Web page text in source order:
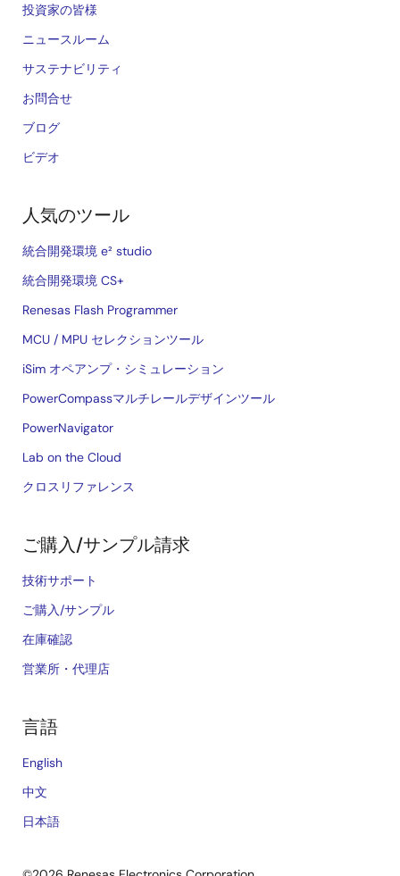
投資家の皆様
ニュースルーム
サステナビリティ
お問合せ
ブログ
ビデオ
人気のツール
統合開発環境 e² studio
統合開発環境 CS+
Renesas Flash Programmer
MCU / MPU セレクションツール
iSim オペアンプ・シミュレーション
PowerCompassマルチレールデザインツール
PowerNavigator
Lab on the Cloud
クロスリファレンス
ご購入/サンプル請求
技術サポート
ご購入/サンプル
在庫確認
営業所・代理店
言語
English
中文
日本語